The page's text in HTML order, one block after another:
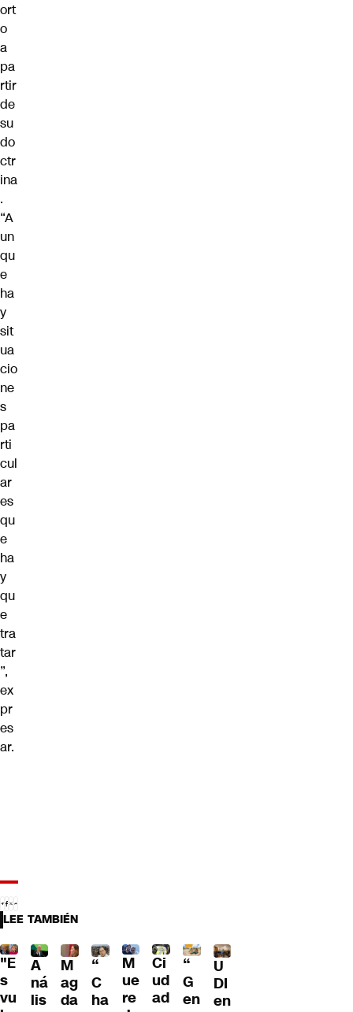
ort
o
a
pa
rtir
de
su
do
ctr
ina
.
“A
un
qu
e
ha
y
sit
ua
cio
ne
s
pa
rti
cul
ar
es
qu
e
ha
y
qu
e
tra
tar
”,
ex
pr
es
ar.
LEE TAMBIÉN
"E
s
vu
A
ná
lis
M
ag
da
“
C
ha
M
ue
re
Ci
ud
ad
“
G
en
U
DI
en